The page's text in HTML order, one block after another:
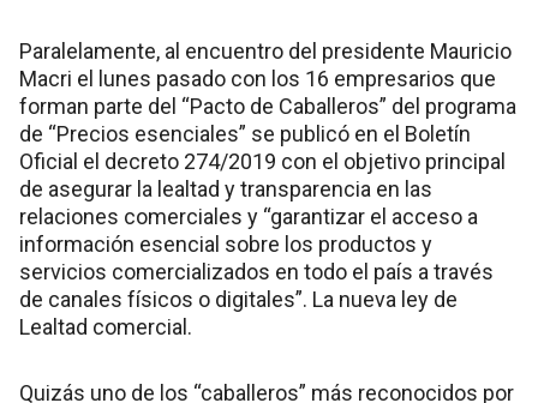
Paralelamente, al encuentro del presidente Mauricio
Macri el lunes pasado con los 16 empresarios que
forman parte del “Pacto de Caballeros” del programa
de “Precios esenciales” se publicó en el Boletín
Oficial el decreto 274/2019 con el objetivo principal
de asegurar la lealtad y transparencia en las
relaciones comerciales y “garantizar el acceso a
información esencial sobre los productos y
servicios comercializados en todo el país a través
de canales físicos o digitales”. La nueva ley de
Lealtad comercial.
Quizás uno de los “caballeros” más reconocidos por